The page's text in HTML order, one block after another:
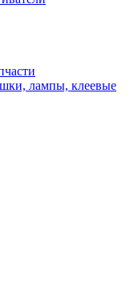
лампы, клеевые